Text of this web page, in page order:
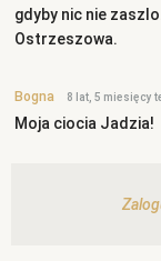
gdyby nic nie
Ostrzeszowa.
Bogna 8 lat, 5 miesięcy
Moja ciocia Jadzia!